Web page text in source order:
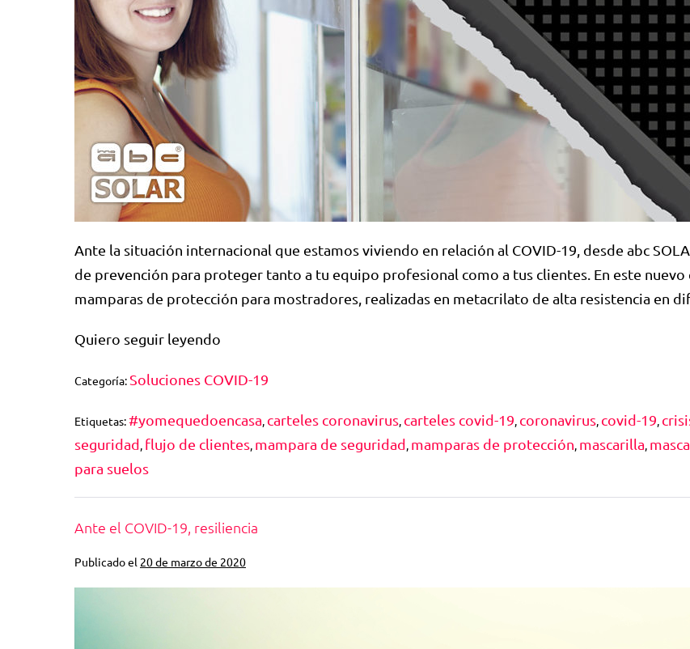
Ante la situación internacional que estamos viviendo en relación al COVID-19, desde abc
de prevención para proteger tanto a tu equipo profesional como a tus clientes. En este
mamparas de protección para mostradores, realizadas en metacrilato de alta resistencia en
Quiero seguir leyendo
Categoría: Soluciones COVID-19
Etiquetas:#yomequedoencasa, carteles coronavirus, carteles covid-19, coronavirus, covid-19,
seguridad, flujo de clientes, mampara de seguridad, mamparas de protección, mascarilla,
para suelos
Ante el COVID-19, resiliencia
Publicado el 20 de marzo de 2020